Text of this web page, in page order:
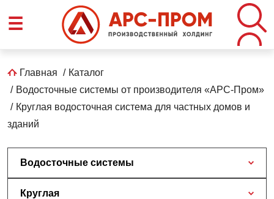
☰
Строка
навигации
Главная
Каталог
Водосточные системы от производителя «АРС-Пром»
Круглая водосточная система для частных домов и
зданий
Водосточные системы
Круглая